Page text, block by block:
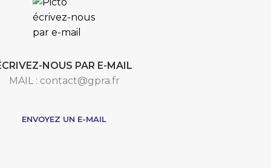
NOUS PAR E-MAIL
MAIL : contact@gpra.fr
ENVOYEZ UN E-MAIL